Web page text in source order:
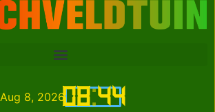
08:44
Aug 8, 2026